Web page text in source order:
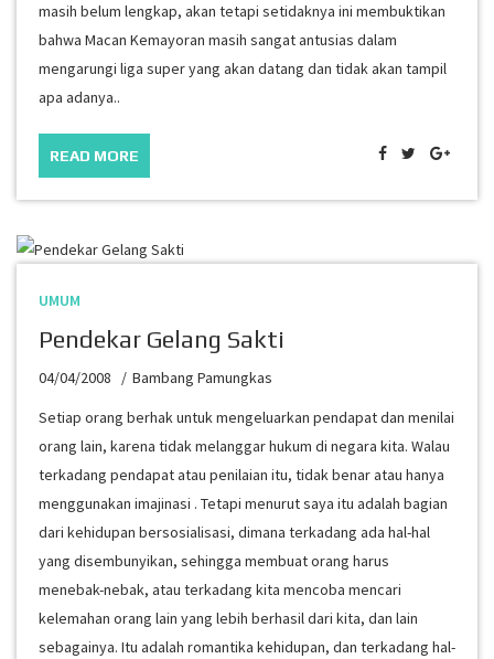
masih belum lengkap, akan tetapi setidaknya ini membuktikan
bahwa Macan Kemayoran masih sangat antusias dalam
mengarungi liga super yang akan datang dan tidak akan tampil
apa adanya..
READ MORE
UMUM
Pendekar Gelang Sakti
04/04/2008
Bambang Pamungkas
Setiap orang berhak untuk mengeluarkan pendapat dan menilai
orang lain, karena tidak melanggar hukum di negara kita. Walau
terkadang pendapat atau penilaian itu, tidak benar atau hanya
menggunakan imajinasi . Tetapi menurut saya itu adalah bagian
dari kehidupan bersosialisasi, dimana terkadang ada hal-hal
yang disembunyikan, sehingga membuat orang harus
menebak-nebak, atau terkadang kita mencoba mencari
kelemahan orang lain yang lebih berhasil dari kita, dan lain
sebagainya. Itu adalah romantika kehidupan, dan terkadang hal-